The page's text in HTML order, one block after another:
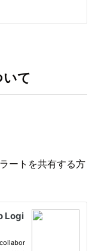
て
ートを共有する方